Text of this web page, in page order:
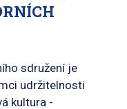
sdružení je
udržitelnosti
kultura -